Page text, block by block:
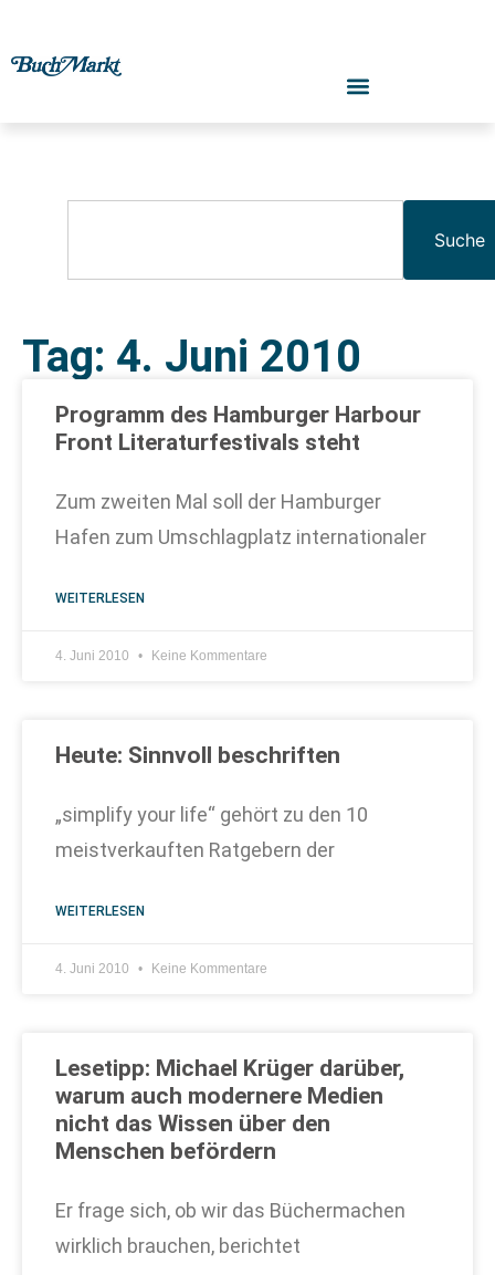
Suche
Tag: 4. Juni 2010
Programm des Hamburger Harbour
Front Literaturfestivals steht
Zum zweiten Mal soll der Hamburger
Hafen zum Umschlagplatz internationaler
WEITERLESEN
4. Juni 2010 Keine Kommentare
Heute: Sinnvoll beschriften
„simplify your life“ gehört zu den 10
meistverkauften Ratgebern der
WEITERLESEN
4. Juni 2010 Keine Kommentare
Lesetipp: Michael Krüger darüber,
warum auch modernere Medien
nicht das Wissen über den
Menschen befördern
Er frage sich, ob wir das Büchermachen
wirklich brauchen, berichtet